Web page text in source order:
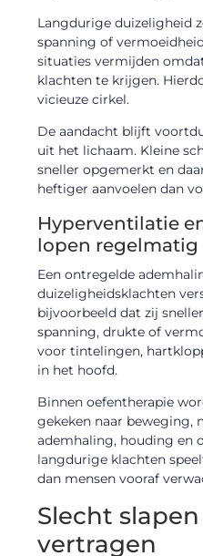
Langdurige duizeligheid
spanning of
situaties vermijden
klachten te krijgen.
vicieuze cirkel.
De aandacht blijft
uit het lichaam. Kleine
sneller opgemerkt en
heftiger aanvoelen dan
Hyperventilatie
lopen regelmatig
Een ontregelde
duizeligheidsklachten
bijvoorbeeld dat zij
spanning, drukte of
voor tintelingen,
in het hoofd.
Binnen oefentherapie
gekeken naar beweging,
ademhaling, houding en
langdurige klachten
dan mensen vooraf
Slecht
vertragen